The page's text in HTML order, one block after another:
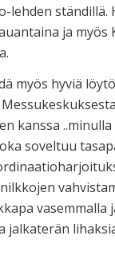
lehden ständillä.
ja myös
myös hyviä
kanssa
soveltuu
vasemmalla
jalkaterän